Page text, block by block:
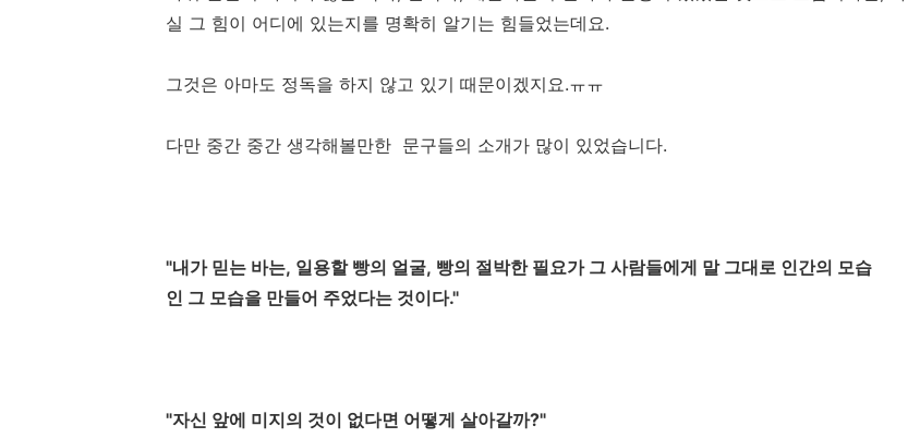
실 그 힘이 어디에 있는지를 명확히 알기는 힘들었는데요.
그것은 아마도 정독을 하지 않고 있기 때문이겠지요.ㅠㅠ
다만 중간 중간 생각해볼만한 문구들의 소개가 많이 있었습니다.
"내가 믿는 바는, 일용할 빵의 얼굴, 빵의 절박한 필요가 그 사람들에게 말 그대로 인간의 모습
인 그 모습을 만들어 주었다는 것이다."
"자신 앞에 미지의 것이 없다면 어떻게 살아갈까?"